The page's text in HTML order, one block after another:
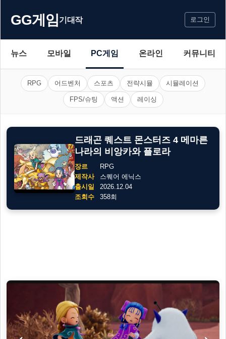
GG게임기대작 로그인
뉴스 모바일 PC게임 온라인 커뮤니티
RPG 어드벤처 스포츠 전략시뮬 시뮬레이션
FPS/슈팅 액션 레이싱
드래곤 퀘스트 몬스터즈 4 메마른
나라의 비앙카와 플로라
장르
RPG
제작사
스퀘어 에닉스
출시일
2026.12.04
조회수
358회